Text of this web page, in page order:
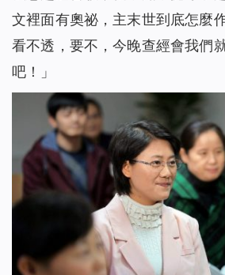
文裡面有奧祕，主末世到底怎麼
看不透，要不，今晚查經會我們
吧！」